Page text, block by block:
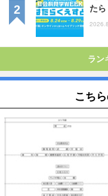
た
ラン
こち